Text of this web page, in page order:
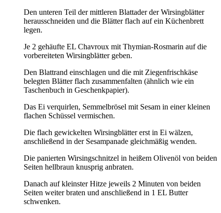
Den unteren Teil der mittleren Blattader der Wirsingblätter
herausschneiden und die Blätter flach auf ein Küchenbrett
legen.
Je 2 gehäufte EL Chavroux mit Thymian-Rosmarin auf die
vorbereiteten Wirsingblätter geben.
Den Blattrand einschlagen und die mit Ziegenfrischkäse
belegten Blätter flach zusammenfalten (ähnlich wie ein
Taschenbuch in Geschenkpapier).
Das Ei verquirlen, Semmelbrösel mit Sesam in einer kleinen
flachen Schüssel vermischen.
Die flach gewickelten Wirsingblätter erst in Ei wälzen,
anschließend in der Sesampanade gleichmäßig wenden.
Die panierten Wirsingschnitzel in heißem Olivenöl von beiden
Seiten hellbraun knusprig anbraten.
Danach auf kleinster Hitze jeweils 2 Minuten von beiden
Seiten weiter braten und anschließend in 1 EL Butter
schwenken.